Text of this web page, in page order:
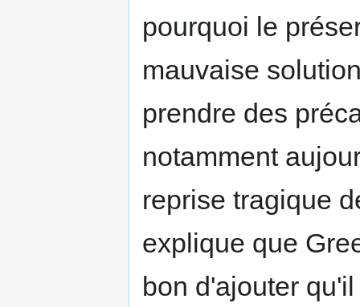
pourquoi le
mauvaise
prendre des
notamment
reprise tragique
explique que
bon d'ajouter